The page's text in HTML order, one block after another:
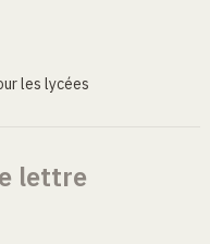
les lycées
lettre